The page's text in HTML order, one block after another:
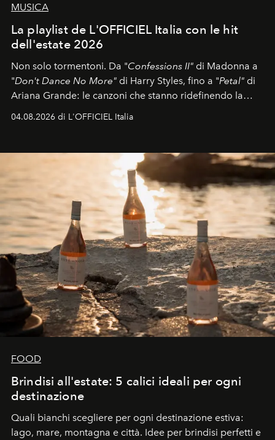
MUSICA
La playlist de L'OFFICIEL Italia con le hit
dell'estate 2026
Non solo tormentoni. Da "Confessions II" di Madonna a
"Don't Dance No More" di Harry Styles, fino a "Petal" di
Ariana Grande: le canzoni che stanno ridefinendo la
04.08.2026 di L'OFFICIEL Italia
FOOD
Brindisi all'estate: 5 calici ideali per ogni
destinazione
Quali bianchi scegliere per ogni destinazione estiva:
lago, mare, montagna e città. Idee per brindisi perfetti e